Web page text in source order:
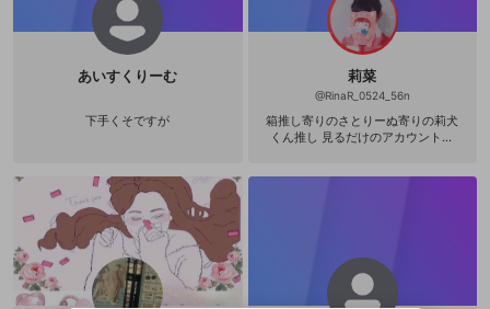
あいすくりーむ
下手くそですが
莉菜
@RinaR_0524_56n
箱推し寄りのさとりーぬ寄りの莉犬
くん推し 見るだけのアカウントで
OPENREC.tv アカウントは mellow-fan
アカウントに移行しました。
すでにアカウントをお持ちの方は、ログイ
新規登録
OPENREC.tvアカウントはmellow-fanア
カウントに統合しました。
こちらからOPENREC.tvでログイン中のア
パーソナルデータの登録
限定コミュニティ参加方法